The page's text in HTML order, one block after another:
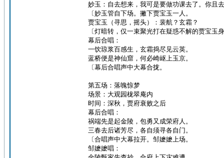
妙玉：自去想来，我可是要做功课去了。你且
〔妙玉管自下场。撇下贾宝玉一人。
贾宝玉（寻思，摇头）：裴航？玄霜？
〔灯暗转，仅一束聚光打在疑惑不解的贾宝玉
幕后合唱：
一饮琼浆百感生，玄霜捣尽见云英。
蓝桥便是神仙窟，何必崎岖上玉京。
〔幕后合唱声中大幕合拢。
第五场：落魄惊梦
场景：大观园栊翠庵内
时间：深秋，贾府衰败之后
幕后合唱：
祸端先是起金陵，包勇又成荣府人。
三春去后诸芳尽，各自须寻各自门。
〔合唱声中大幕拉开。邹嬷嬷上场。
邹嬷嬷唱：